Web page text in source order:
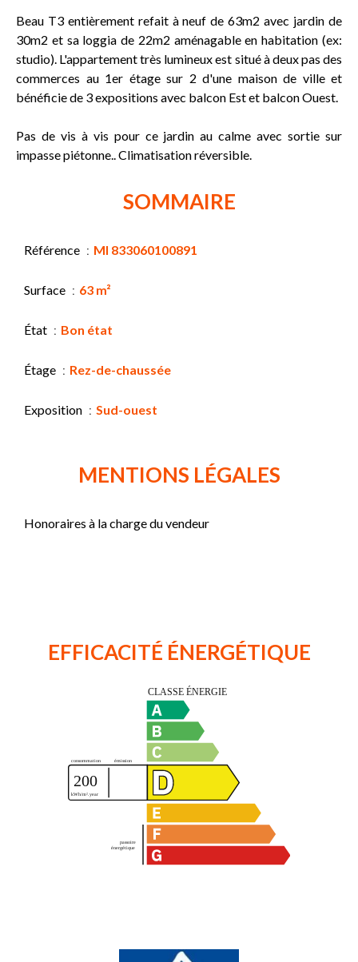
Beau T3 entièrement refait à neuf de 63m2 avec jardin de
30m2 et sa loggia de 22m2 aménagable en habitation (ex:
studio). L'appartement très lumineux est situé à deux pas des
commerces au 1er étage sur 2 d'une maison de ville et
bénéficie de 3 expositions avec balcon Est et balcon Ouest.
Pas de vis à vis pour ce jardin au calme avec sortie sur
impasse piétonne.. Climatisation réversible.
SOMMAIRE
Référence MI 833060100891
Surface 63 m²
État Bon état
Étage Rez-de-chaussée
Exposition Sud-ouest
MENTIONS LÉGALES
Honoraires à la charge du vendeur
EFFICACITÉ ÉNERGÉTIQUE